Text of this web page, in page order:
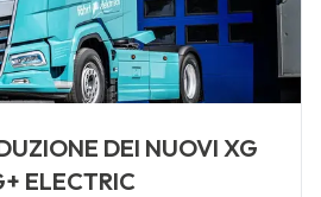
DEI NUOVI XG
ELECTRIC